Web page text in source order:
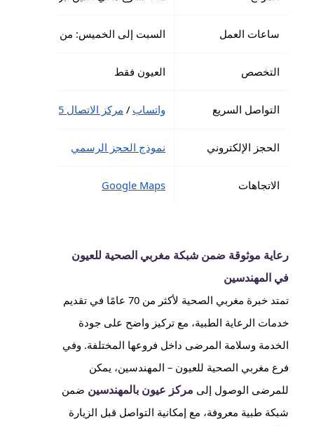
ساعات العمل السبت إلى الخميس: من 9:00 صباحًا إلى 9:00 مساءً
التخصص العيون فقط
التواصل السريع واتساب / مركز الاتصال 19505
الحجز الإلكتروني نموذج الحجز الرسمي
الاتجاهات Google Maps
رعاية موثوقة ضمن شبكة مغربي الصحية للعيون
في المهندسين
تمتد خبرة مغربي الصحية لأكثر من 70 عامًا في تقديم
خدمات الرعاية الطبية، مع تركيز واضح على جودة
الخدمة وسلامة المرضى داخل فروعها المختلفة. وفي
فرع مغربي الصحية للعيون – المهندسين، يمكن
للمرضى الوصول إلى مركز عيون بالمهندسين ضمن
شبكة طبية معروفة، مع إمكانية التواصل قبل الزيارة